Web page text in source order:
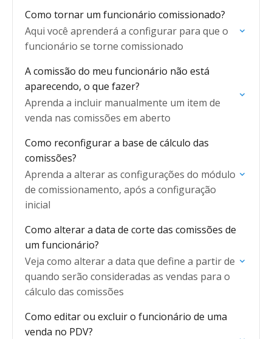
Como tornar um funcionário comissionado?
Aqui você aprenderá a configurar para que o
funcionário se torne comissionado
A comissão do meu funcionário não está
aparecendo, o que fazer?
Aprenda a incluir manualmente um item de
venda nas comissões em aberto
Como reconfigurar a base de cálculo das
comissões?
Aprenda a alterar as configurações do módulo
de comissionamento, após a configuração
inicial
Como alterar a data de corte das comissões de
um funcionário?
Veja como alterar a data que define a partir de
quando serão consideradas as vendas para o
cálculo das comissões
Como editar ou excluir o funcionário de uma
venda no PDV?